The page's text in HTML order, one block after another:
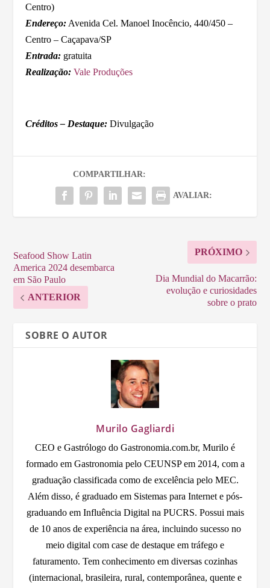
Centro)
Endereço: Avenida Cel. Manoel Inocêncio, 440/450 –
Centro – Caçapava/SP
Entrada: gratuita
Realização: Vale Produções
Créditos – Destaque: Divulgação
COMPARTILHAR:
AVALIAR:
Seafood Show Latin
America 2024 desembarca
em São Paulo
ANTERIOR
PRÓXIMO
Dia Mundial do Macarrão:
evolução e curiosidades
sobre o prato
SOBRE O AUTOR
Murilo Gagliardi
CEO e Gastrólogo do Gastronomia.com.br, Murilo é
formado em Gastronomia pelo CEUNSP em 2014, com a
graduação classificada como de excelência pelo MEC.
Além disso, é graduado em Sistemas para Internet e pós-
graduando em Influência Digital na PUCRS. Possui mais
de 10 anos de experiência na área, incluindo sucesso no
meio digital com case de destaque em tráfego e
faturamento. Tem conhecimento em diversas cozinhas
(internacional, brasileira, rural, contemporânea, quente e